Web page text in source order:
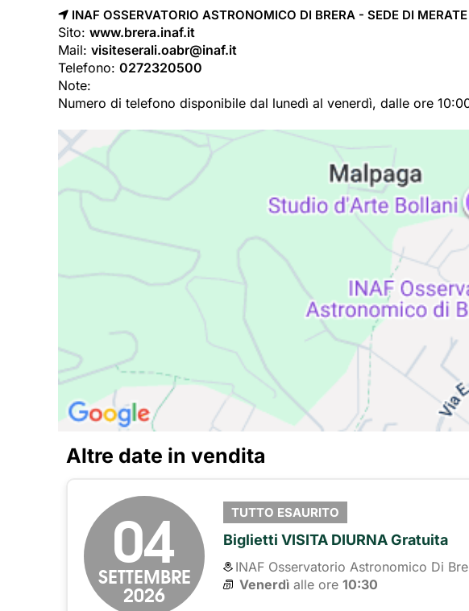
INAF OSSERVATORIO ASTRONOMICO DI BRERA - SEDE DI
Sito: www.brera.inaf.it
Mail: visiteserali.oabr@inaf.it
Telefono: 0272320500
Note:
Numero di telefono disponibile dal lunedì al venerdì, dalle ore
Altre date in vendita
04
SETTEMBRE
2026
TUTTO ESAURITO
Biglietti VISITA DIURNA Gratuita
INAF Osservatorio Astronomico Di
Venerdìalle ore 10:30